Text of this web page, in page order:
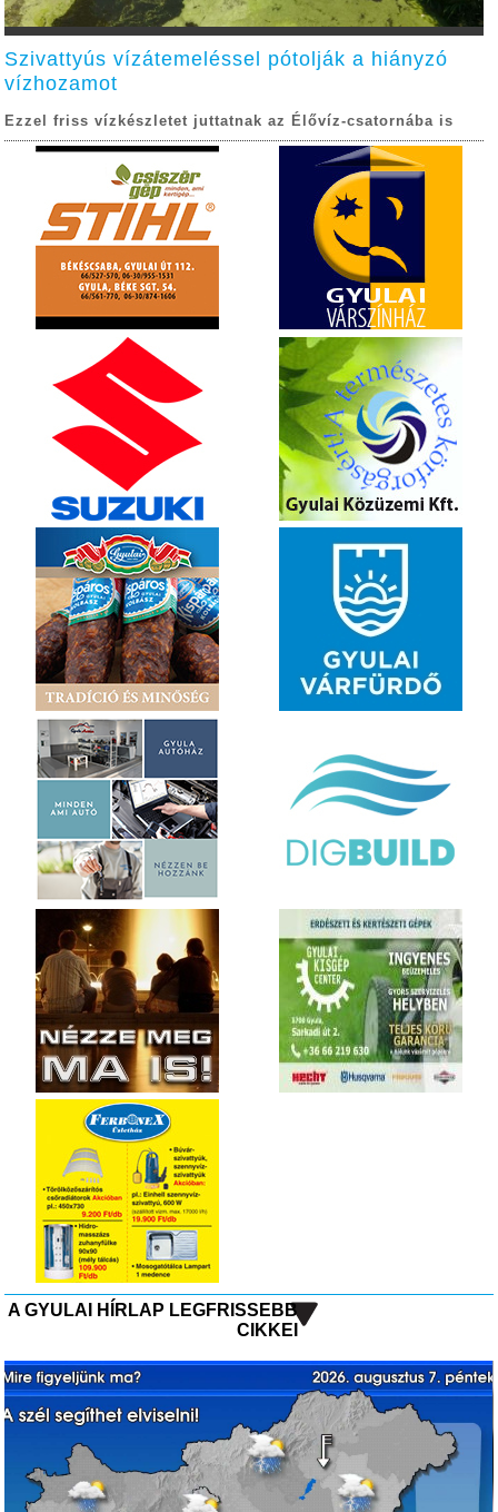
Szivattyús vízátemeléssel pótolják a hiányzó
vízhozamot
Ezzel friss vízkészletet juttatnak az Élővíz-csatornába is
A GYULAI HÍRLAP LEGFRISSEBB
CIKKEI